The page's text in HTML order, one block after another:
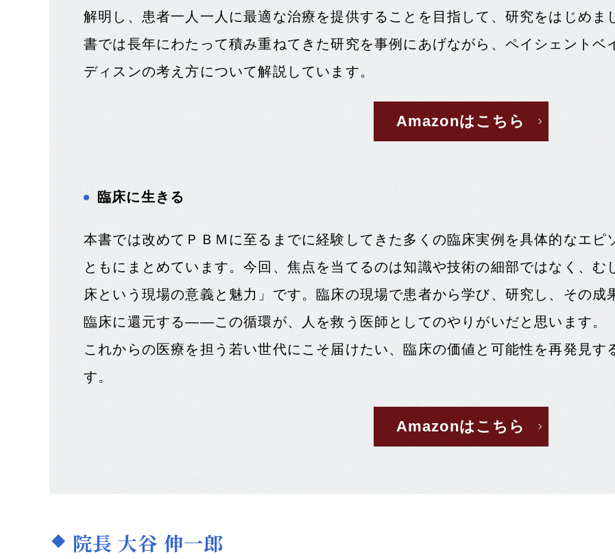
解明し、患者一人一人に最適な治療を提供することを目指して、研究をはじめま
書では長年にわたって積み重ねてきた研究を事例にあげながら、ペイシェントベ
ディスンの考え方について解説しています。
Amazonはこちら
臨床に生きる
本書では改めてＰＢＭに至るまでに経験してきた多くの臨床実例を具体的なエピ
ともにまとめています。今回、焦点を当てるのは知識や技術の細部ではなく、む
床という現場の意義と魅力」です。臨床の現場で患者から学び、研究し、その成
臨床に還元する――この循環が、人を救う医師としてのやりがいだと思います。
これからの医療を担う若い世代にこそ届けたい、臨床の価値と可能性を再発見す
す。
Amazonはこちら
院長 大谷 伸一郎